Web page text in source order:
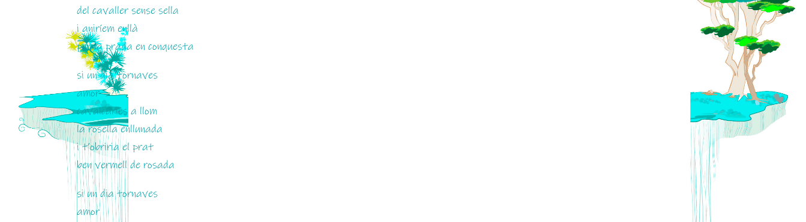
del cavaller sense sella
i aniríem enllà
per la prada en conquesta
si un dia tornaves
amor
cavalcaries a llom
la rosella enllunada
i t’obriria el prat
ben vermell de rosada
si un dia tornaves
amor